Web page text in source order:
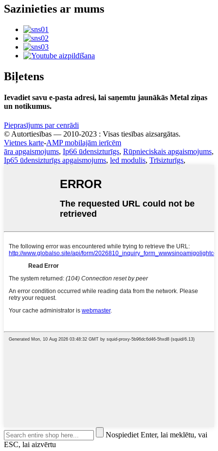
Sazinieties ar mums
Biļetens
Ievadiet savu e-pasta adresi, lai saņemtu jaunākās Metal ziņas
un notikumus.
Pieprasījums par cenrādi
© Autortiesības — 2010-2023 : Visas tiesības aizsargātas.
Vietnes karte-AMP mobilajām ierīcēm
āra apgaismojums, Ip66 ūdensizturīgs, Rūpnieciskais apgaismojums,
Ip65 ūdensizturīgs apgaismojums, led modulis, Trīsizturīgs,
Nospiediet Enter, lai meklētu, vai
ESC, lai aizvērtu